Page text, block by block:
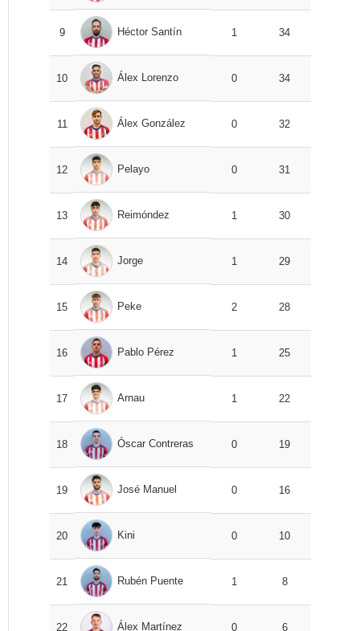
9 Héctor Santín 1 34
10 Álex Lorenzo 0 34
11 Álex González 0 32
12 Pelayo 0 31
13 Reimóndez 1 30
14 Jorge 1 29
15 Peke 2 28
16 Pablo Pérez 1 25
17 Arnau 1 22
18 Óscar Contreras 0 19
19 José Manuel 0 16
20 Kini 0 10
21 Rubén Puente 1 8
22 Álex Martínez 0 6